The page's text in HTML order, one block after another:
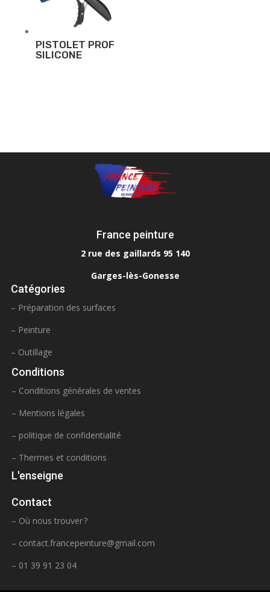
PISTOLET PROF
SILICONE
France peinture
2 rue des gaillards 95 140
Garges-lès-Gonesse
Catégories
– Préparation des surfaces
– Peinture
– Outillage
Conditions
– Conditions générales de ventes
– Mentions légales
– politique de confidentialité
– Thermes et conditions
L'enseigne
Contact
– Où nous trouver ?
– contact.francepeinture@gmail.com
– 01 39 91 23 04